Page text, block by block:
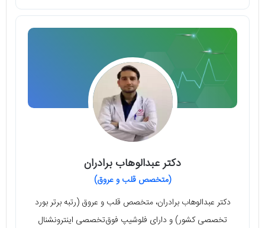
دکتر عبدالوهاب برادران
(متخصص قلب و عروق)
دکتر عبدالوهاب برادران، متخصص قلب و عروق (رتبه برتر بورد
تخصصی کشور) و دارای فلوشیپ فوق‌تخصصی اینترونشنال